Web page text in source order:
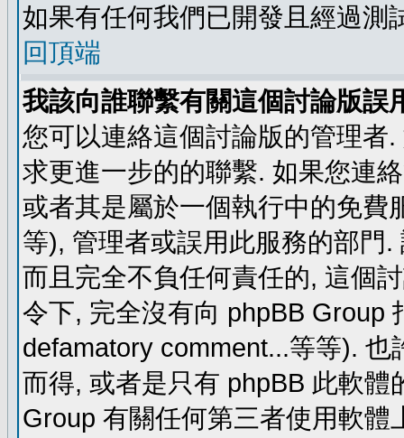
如果有任何我們已開發且經過測
回頂端
我該向誰聯繫有關這個討論版誤
您可以連絡這個討論版的管理者
求更進一步的的聯繫. 如果您連
或者其是屬於一個執行中的免費
等), 管理者或誤用此服務的部門
而且完全不負任何責任的, 這個
令下, 完全沒有向 phpBB Group
defamatory comment...等等).
而得, 或者是只有 phpBB 此軟
Group 有關任何第三者使用軟